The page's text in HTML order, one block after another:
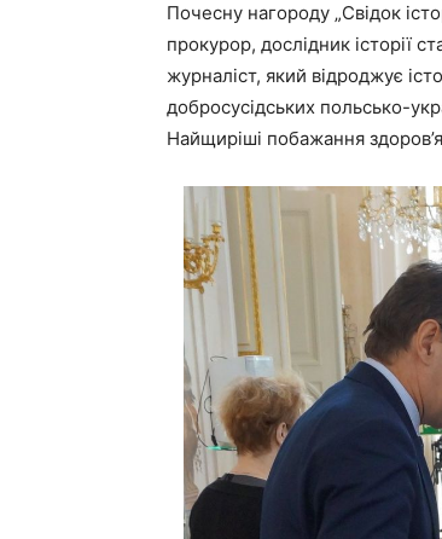
Почесну нагороду „Свідок
прокурор, дослідник історії
журналіст, який відроджує
добросусідських польсько-
Найщиріші побажання